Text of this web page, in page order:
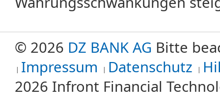
© 2026 DZ BANK AG Bitte
Impressum
Datenschutz
2026 Infront Financial